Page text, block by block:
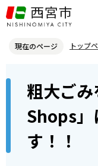
こ
の
ジ
す
現在のページ トップ
粗大ごみを「メルカリ
ら
粗大ごみ
Shops」
す！！